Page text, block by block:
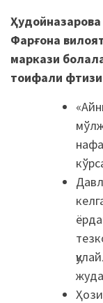
Фарғона
маркази
тоифали
жуда